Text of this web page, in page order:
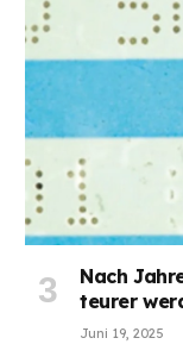
Nach
teurer
Juni 19, 2025